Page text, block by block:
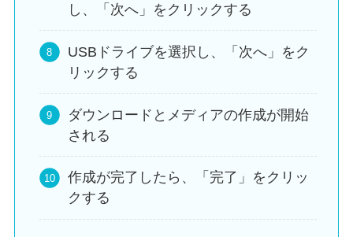
し、「次へ」をクリックする
USBドライブを選択し、「次へ」をク
リックする
ダウンロードとメディアの作成が開始
される
作成が完了したら、「完了」をクリッ
クする